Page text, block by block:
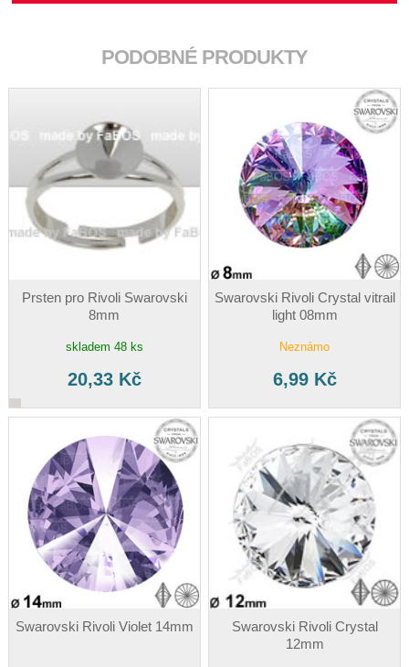
PODOBNÉ PRODUKTY
Prsten pro Rivoli Swarovski
8mm
skladem 48 ks
20,33 Kč
Swarovski Rivoli Crystal vitrail
light 08mm
Neznámo
6,99 Kč
Swarovski Rivoli Violet 14mm
Swarovski Rivoli Crystal
12mm